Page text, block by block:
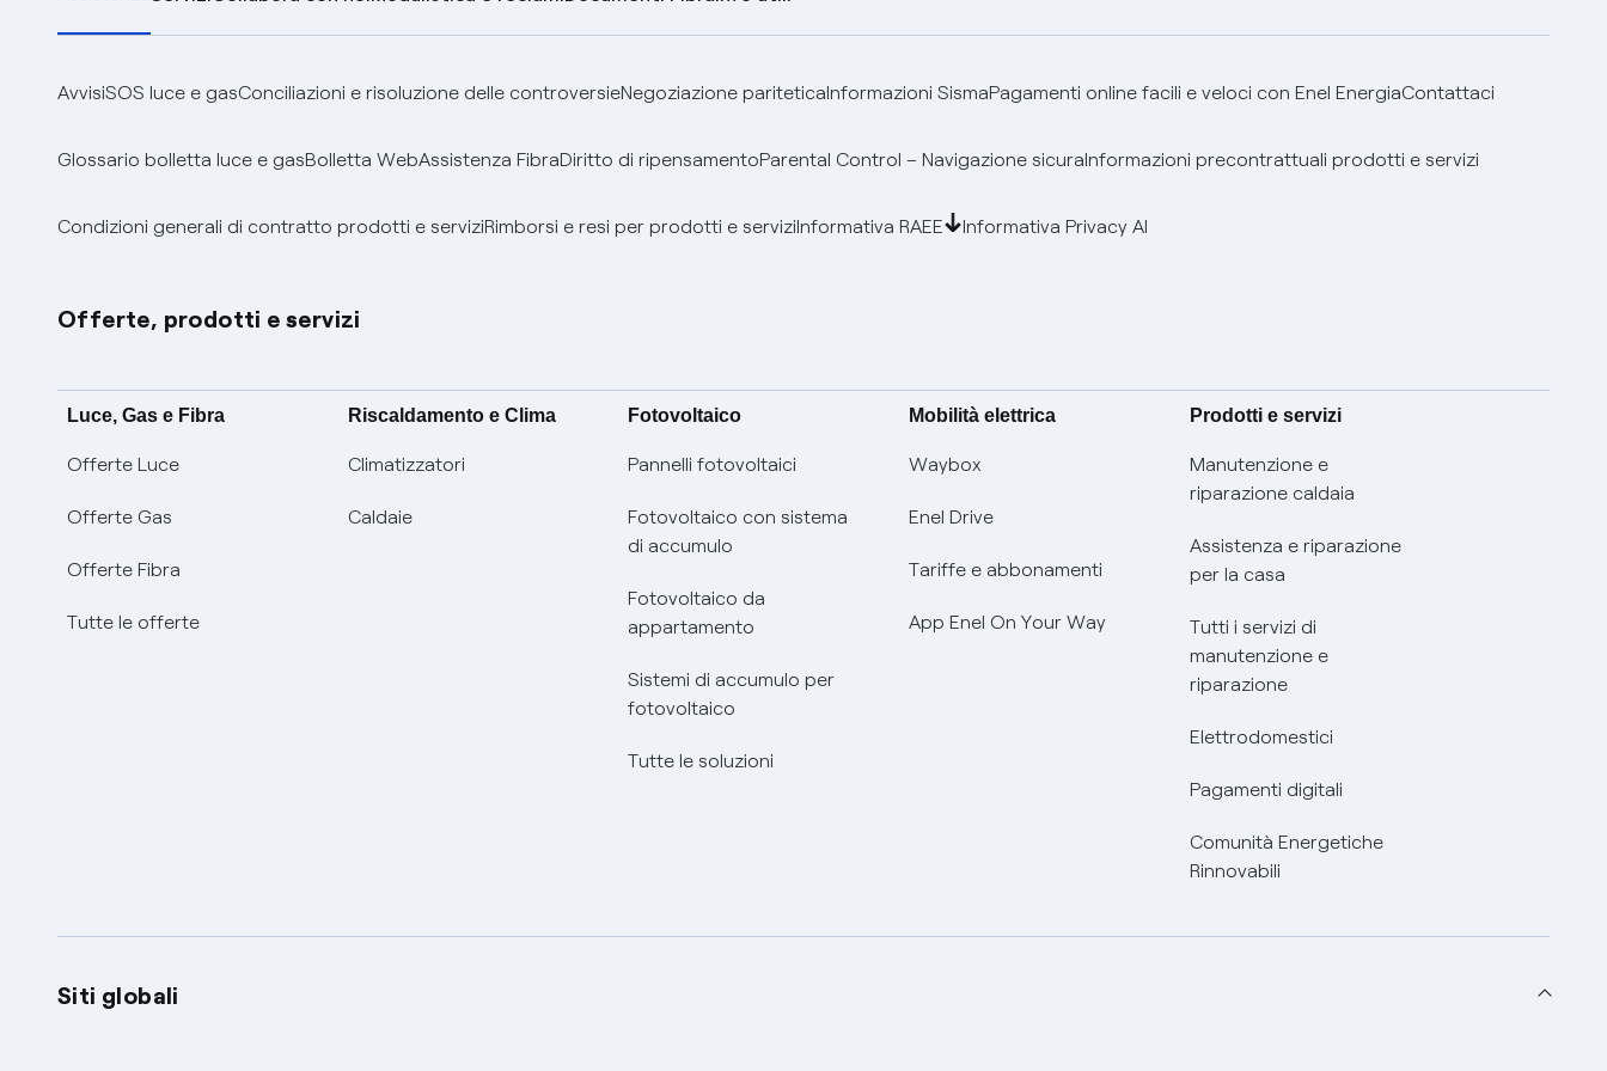
AvvisiSOS luce e gasConciliazioni e risoluzione delle controversieNegoziazione pariteticaInformazioni SismaPagamenti online facili e veloci con Enel EnergiaContattaci
Glossario bolletta luce e gasBolletta WebAssistenza FibraDiritto di ripensamentoParental Control – Navigazione sicuraInformazioni precontrattuali prodotti e servizi
Condizioni generali di contratto prodotti e serviziRimborsi e resi per prodotti e serviziInformativa RAEE Informativa Privacy AI
Offerte, prodotti e servizi
Luce, Gas e Fibra
Offerte Luce
Offerte Gas
Offerte Fibra
Tutte le offerte
Riscaldamento e Clima
Climatizzatori
Caldaie
Fotovoltaico
Pannelli fotovoltaici
Fotovoltaico con sistema
di accumulo
Fotovoltaico da
appartamento
Sistemi di accumulo per
fotovoltaico
Tutte le soluzioni
Mobilità elettrica
Waybox
Enel Drive
Tariffe e abbonamenti
App Enel On Your Way
Prodotti e servizi
Manutenzione e
riparazione caldaia
Assistenza e riparazione
per la casa
Tutti i servizi di
manutenzione e
riparazione
Elettrodomestici
Pagamenti digitali
Comunità Energetiche
Rinnovabili
Siti globali